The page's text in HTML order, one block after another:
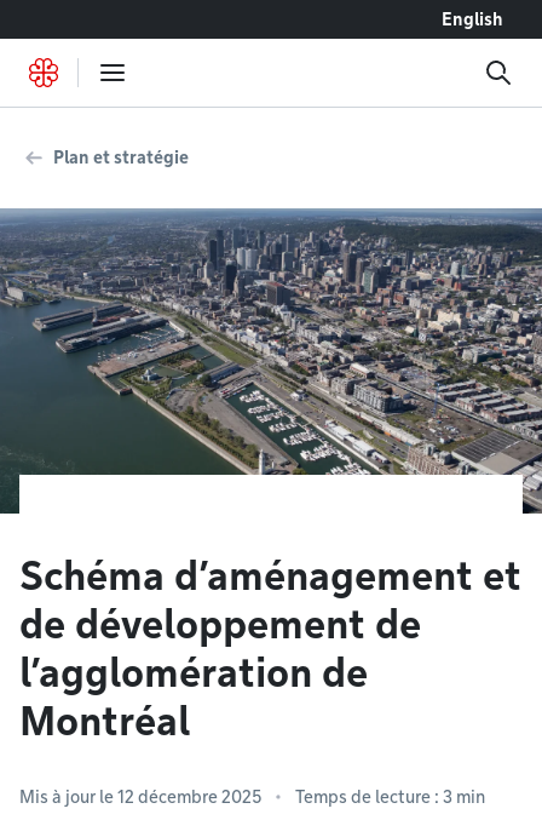
English
Plan et stratégie
Schéma d’aménagement et
de développement de
l’agglomération de
Montréal
Mis à jour le 12 décembre 2025 Temps de lecture : 3 min